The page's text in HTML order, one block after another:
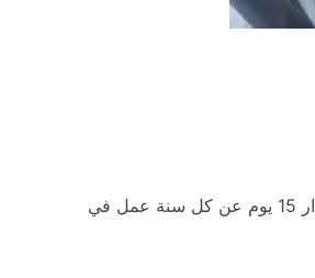
إذا كان العقد غير محدد المدة، يجب على صاحب العمل دفع تعويض بمقدار 15 يوم عن كل سنة عمل في